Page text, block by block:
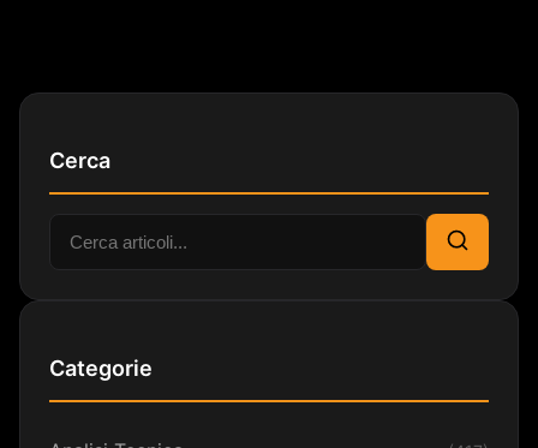
Cerca
Cerca:
Cerca
Categorie